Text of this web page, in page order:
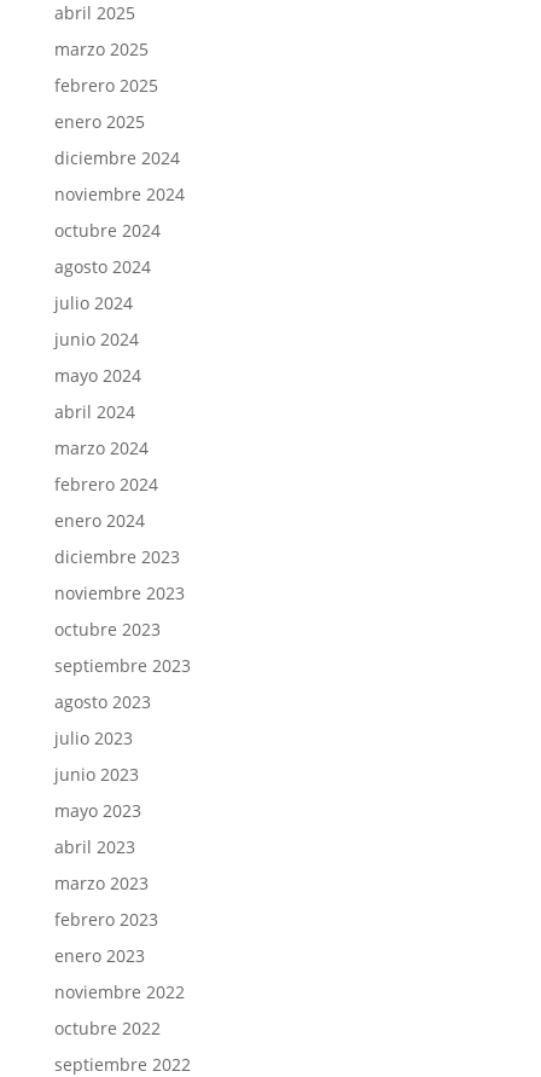
abril 2025
marzo 2025
febrero 2025
enero 2025
diciembre 2024
noviembre 2024
octubre 2024
agosto 2024
julio 2024
junio 2024
mayo 2024
abril 2024
marzo 2024
febrero 2024
enero 2024
diciembre 2023
noviembre 2023
octubre 2023
septiembre 2023
agosto 2023
julio 2023
junio 2023
mayo 2023
abril 2023
marzo 2023
febrero 2023
enero 2023
noviembre 2022
octubre 2022
septiembre 2022